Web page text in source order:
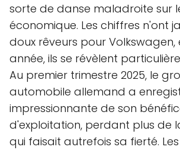
sorte de danse maladroite sur
économique. Les chiffres n'ont
doux rêveurs pour
année, ils se révèlent
Au premier trimestre 2025, le
automobile allemand a
impressionnante de son
d'exploitation, perdant plus de
qui faisait autrefois sa fierté.